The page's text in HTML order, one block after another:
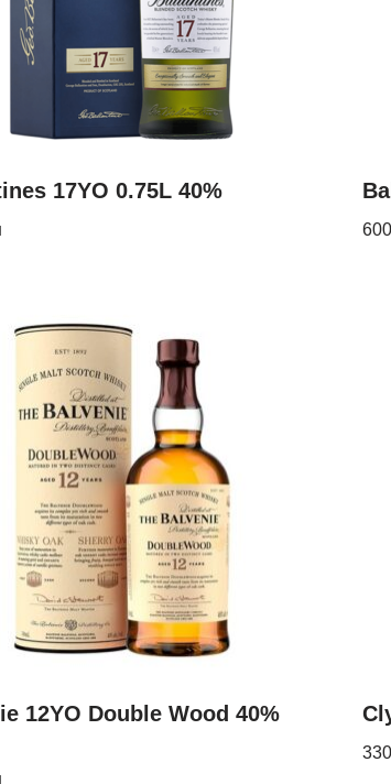
17YO 0.75L 40%
12YO Double Wood 40%